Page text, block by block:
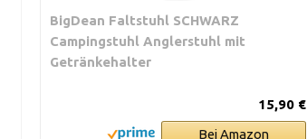
BigDean Faltstuhl SCHWARZ
Campingstuhl Anglerstuhl mit
Getränkehalter
15,90 €
Bei Amazon